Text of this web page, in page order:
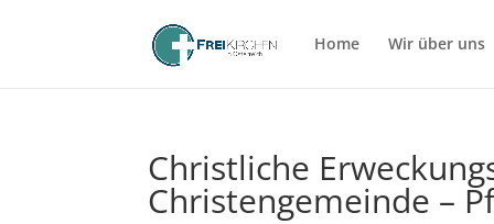
Home Wir über uns
Christliche
Christengemeinde –